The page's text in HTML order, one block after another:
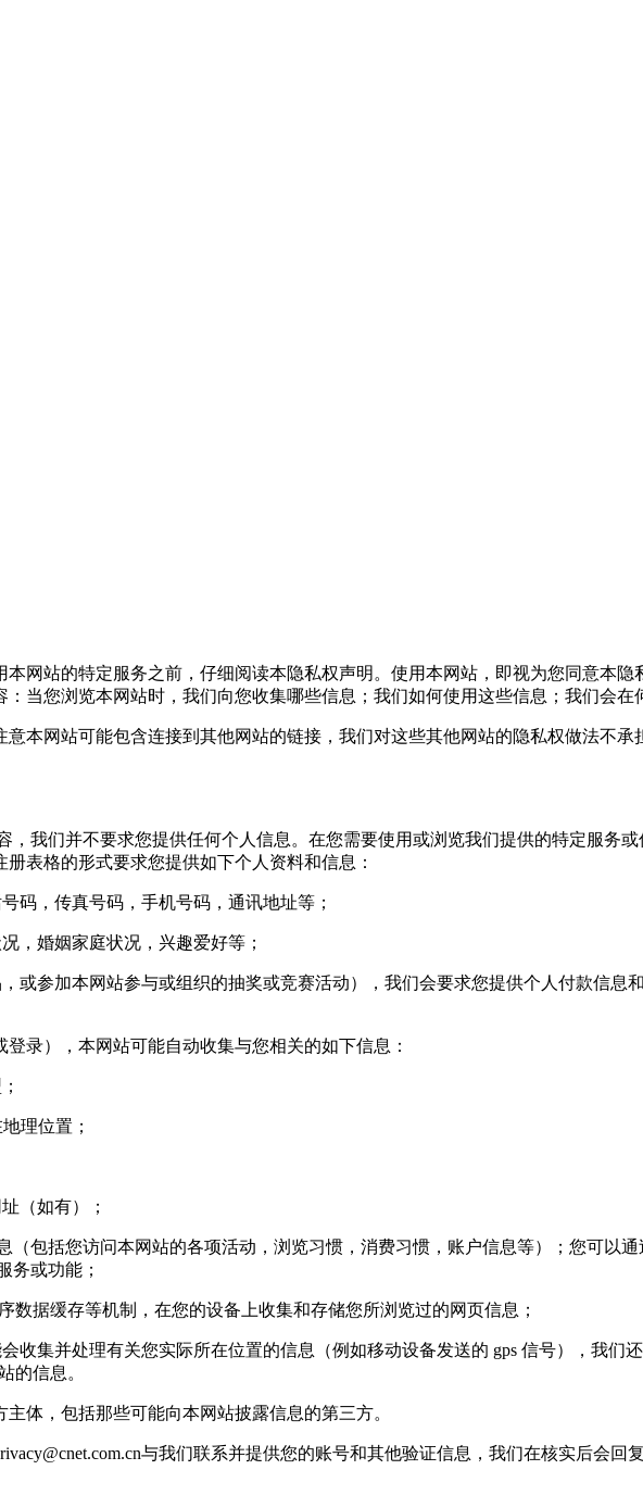
网站的特定服务之前，仔细阅读本隐私权声明。使用本网站，即视为您同意本隐
当您浏览本网站时，我们向您收集哪些信息；我们如何使用这些信息；我们会在
网站可能包含连接到其他网站的链接，我们对这些其他网站的隐私权做法不承
们并不要求您提供任何个人信息。在您需要使用或浏览我们提供的特定服务或
表格的形式要求您提供如下个人资料和信息：
，传真号码，手机号码，通讯地址等；
婚姻家庭状况，兴趣爱好等；
参加本网站参与或组织的抽奖或竞赛活动），我们会要求您提供个人付款信息
），本网站可能自动收集与您相关的如下信息：
理位置；
（如有）；
包括您访问本网站的各项活动，浏览习惯，消费习惯，账户信息等）；您可以通
务或功能；
据缓存等机制，在您的设备上收集和存储您所浏览过的网页信息；
集并处理有关您实际所在位置的信息（例如移动设备发送的 gps 信号），我们
的信息。
，包括那些可能向本网站披露信息的第三方。
与我们联系并提供您的账号和其他验证信息，我们在核实后会回复